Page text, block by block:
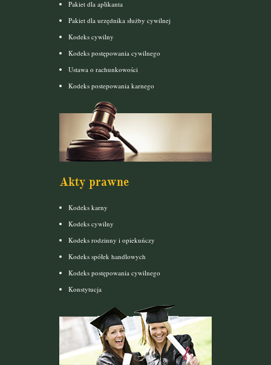
Pakiet dla aplikanta
Pakiet dla urzędnika służby cywilnej
Kodeks cywilny
Kodeks postępowania cywilnego
Ustawa o rachunkowości
Kodeks postepowania karnego
Akty prawne
Kodeks karny
Kodeks cywilny
Kodeks rodzinny i opiekuńczy
Kodeks spółek handlowych
Kodeks postępowania cywilnego
Konstytucja